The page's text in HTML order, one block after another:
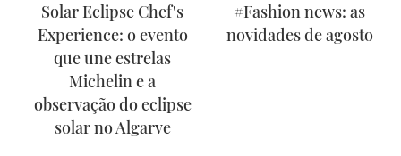
Solar Eclipse Chef's
Experience: o evento
que une estrelas
Michelin e a
observação do eclipse
solar no Algarve
#Fashion news: as
novidades de agosto